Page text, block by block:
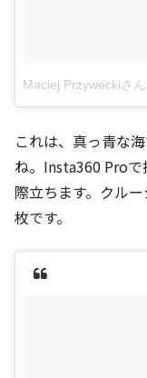
Maciej Przyweckiさ
これは、真っ青な
ね。Insta360 Pro
際立ちます。クル
枚です。